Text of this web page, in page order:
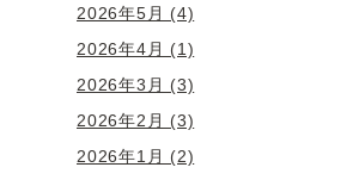
2026年5月 (4)
2026年4月 (1)
2026年3月 (3)
2026年2月 (3)
2026年1月 (2)